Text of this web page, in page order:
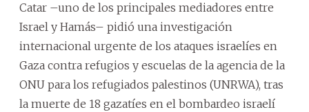
Catar –uno de los principales mediadores entre
Israel y Hamás– pidió una investigación
internacional urgente de los ataques israelíes en
Gaza contra refugios y escuelas de la agencia de la
ONU para los refugiados palestinos (UNRWA), tras
la muerte de 18 gazatíes en el bombardeo israelí